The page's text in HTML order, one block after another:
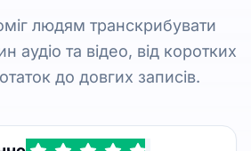
людям транскрибувати
аудіо та відео, від коротких
до довгих записів.